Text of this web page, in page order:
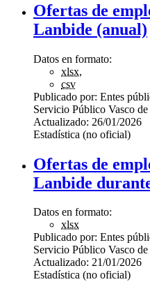
Ofertas de
Lanbide (anual)
Datos en formato:
xlsx,
csv
Publicado por: Entes
Servicio Público Vasco
Actualizado: 26/01/2026
Estadística (no oficial)
Ofertas de
Lanbide
Datos en formato:
xlsx
Publicado por: Entes
Servicio Público Vasco
Actualizado: 21/01/2026
Estadística (no oficial)